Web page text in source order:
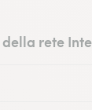
rete